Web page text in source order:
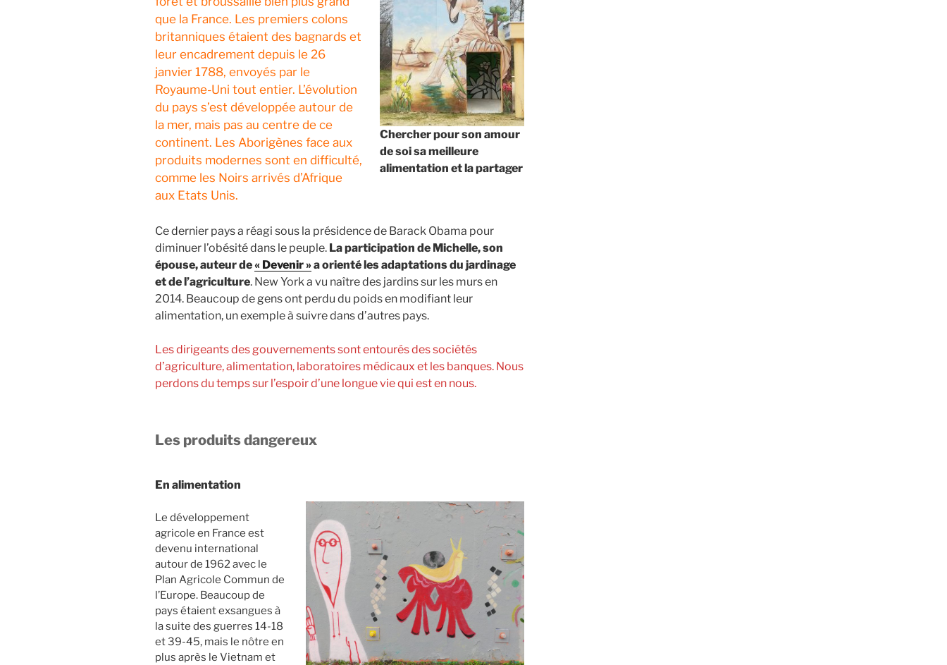
Chercher pour son amour
de soi sa meilleure
alimentation et la partager
que la France. Les premiers colons
britanniques étaient des bagnards et
leur encadrement depuis le 26
janvier 1788, envoyés par le
Royaume-Uni tout entier. L’évolution
du pays s’est développée autour de
la mer, mais pas au centre de ce
continent. Les Aborigènes face aux
produits modernes sont en difficulté,
comme les Noirs arrivés d’Afrique
aux Etats Unis.
Ce dernier pays a réagi sous la présidence de Barack Obama pour
diminuer l’obésité dans le peuple. La participation de Michelle, son
épouse, auteur de« Devenir »a orienté les adaptations du jardinage
et de l’agriculture. New York a vu naître des jardins sur les murs en
2014. Beaucoup de gens ont perdu du poids en modifiant leur
alimentation, un exemple à suivre dans d’autres pays.
Les dirigeants des gouvernements sont entourés des sociétés
d’agriculture, alimentation, laboratoires médicaux et les banques. Nous
perdons du temps sur l’espoir d’une longue vie qui est en nous.
Les produits dangereux
En alimentation
Le développement
agricole en France est
devenu international
autour de 1962 avec le
Plan Agricole Commun de
l’Europe. Beaucoup de
pays étaient exsangues à
la suite des guerres 14-18
et 39-45, mais le nôtre en
plus après le Vietnam et